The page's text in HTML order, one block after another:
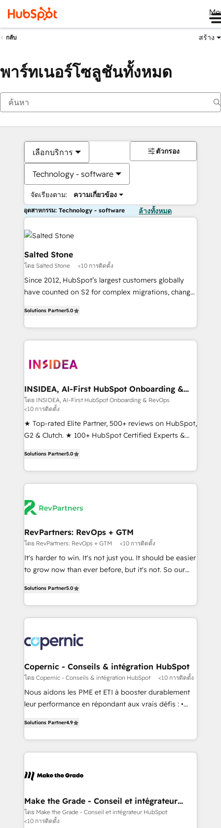
กลับ สร้าง
พาร์ทเนอร์โซลูชันทั้งหมด
เลือกบริการ
Technology - software
จัดเรียงตาม: ความเกี่ยวข้อง
ตัวกรอง
อุตสาหกรรม: Technology - software ล้างทั้งหมด
Salted Stone
โดย Salted Stone <10 การติดตั้ง
Since 2012, HubSpot’s largest customers globally
have counted on S2 for complex migrations, change
solutions that deliver measurable impact and
transform brand experiences As one of the few full-
service creative agencies in the HubSpot
winning design to build scalable, globally
marketing campaigns, & RevOps frameworks that
fuel long-term success We connect the entire
customer lifecycle through seamless integrations,
ensure long-term adoption with change-
management programs, and align marketing, sales,
HubSpot accreditations and experience across
hundreds of organizations in dozens of industries,
there’s a good chance one of our globally integrated
explore whether S2 is the partner you’ve been
looking for...and get your next big initiative moving!
Solutions Partner5.0
INSIDEA, AI-First HubSpot Onboarding &
RevOps
โดย INSIDEA, AI-First HubSpot Onboarding & RevOps
<10 การติดตั้ง
★ Top-rated Elite Partner, 500+ reviews on HubSpot,
G2 & Clutch. ★ 100+ HubSpot Certified Experts &
across five continents ★ AI-First, RevOps-led,
Onboarding obsessed ★ Company of the Year
2024/25 INSIDEA helps growing companies turn
team, migrate your data, and build AI-powered
your time zone. What we do ➤ Onboarding: Live in
weeks, with workflows built around your business,
not a template. ➤ Migration: Move from any legacy
CRM. Zero downtime, full data integrity. ➤
revenue process. Sales, marketing, and service wired
together. ➤ AI and Integrations: Layer Breeze AI,
rollouts, adoption coaching. Buying HubSpot,
switching to it, or reviving a stale portal? We are
Solutions Partner5.0
RevPartners: RevOps + GTM
โดย RevPartners: RevOps + GTM <10 การติดตั้ง
It's harder to win. It's not just you. It should be easier
to grow now than ever before, but it's not. So our
revenue number. We do that by bridging the gap
where agencies fail: combining GTM strategy with
technical execution to solve the right problem at the
implement your CRM. We engineer revenue
outcomes for the GTM owner on HubSpot. We Build
Different Because We're Built Different: - Secure:
Soc2 compliant 🛡️ - Onboarding: Implementations
starting from $1,5k - Clay: Elite Studio Solutions
Partner 🤝 - Global: 75+ RPers across five continents
Elite HubSpot Partner 🪴 - CRM: More Sales Hub
implementations than any other Partner 💻 -
agency for a GTM engineer’s job. The choice is
Solutions Partner5.0
Copernic - Conseils & intégration HubSpot
โดย Copernic - Conseils & intégration HubSpot <10 การติดตั้ง
Nous aidons les PME et ETI à booster durablement
leur performance en répondant aux vrais défis : •
téléphonie, etc.) • Alignement des équipes grâce à un
outil et des données partagées • Amélioration de la
collecte et de l’analyse des données pour des
de la productivité des équipes Notre équipe de 30
avec un engagement total, alignant processus
métiers et technologie, et guidant vos équipes à
travers le changement, tout en centrant vos objectifs
Solutions Partner4.9
Make the Grade - Conseil et intégrateur
HubSpot
โดย Make the Grade - Conseil et intégrateur HubSpot
<10 การติดตั้ง